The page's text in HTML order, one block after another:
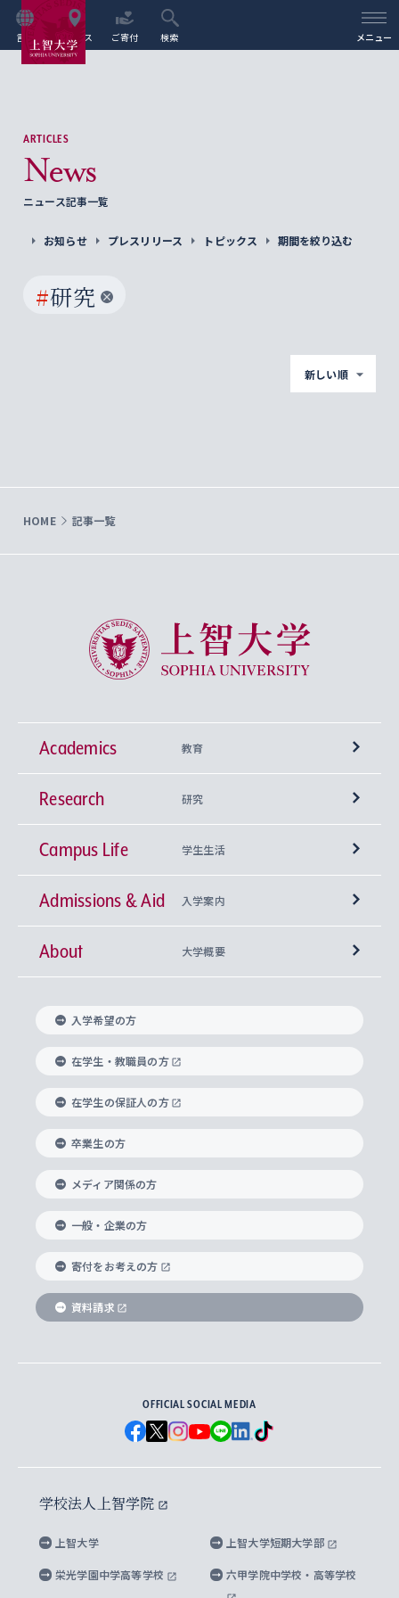
言語 アクセス ご寄付 検索 メニュー
ARTICLES
News
ニュース記事一覧
お知らせ プレスリリース トピックス 期間を絞り込む
#研究
新しい順
HOME 記事一覧
上智大学 Sophia University
Academics 教育
学部
神学部
文学部
総合人間科学部
経済学部
外国語学部
総合グローバル学部
国際教養学部
理工学部
Futures） – 持続可能な未来を考える６学科連携
興味から学科を探す
上智大学の全学共通教育
基盤教育センター
キリスト教人間学
身体知
思考と表現
データサイエンス
上智大学の語学教育
言語教育研究センター
上智大学のグローバル教育
グローバル教育センター
上智大学で学ぶ
海外で学ぶ
学びのサポート
大学院
神学研究科
実践宗教学研究科
総合人間科学研究科
経済学研究科
グローバル・スタディーズ研究科
助産学専攻科
生涯学習
Research 研究
研究所 等
キリスト教文化研究所
中世思想研究所
国際言語情報研究所
グローバル・コンサーン研究所
比較文化研究所
ヨーロッパ研究所
アジア文化研究所
アメリカ・カナダ研究所
メディア・ジャーナリズム研究所
水稀少社会研究センター
先進機械・構造材料イノベーションセンター
Sophia Open Research Weeks (SORW)
産官学連携
知的財産
研究支援制度
重点領域研究・自由課題研究
研究活動に関する法令・研究費の使用について
Campus Life 学生生活
学期区分と授業時間割
課外活動
課外教育プログラム
ボランティア活動
グローバルな学びのコミュニティ
学生の相談窓口
心身の健康相談
ハラスメント防止の取り組み
障がいのある学生への支援
キャリア形成サポート
キャリア形成支援プログラム
就職（内定先）・進路統計
企業の採用ご担当者様へのご案内
住まいのサポート
Admissions & Aid 入学案内
上智大学で取得できる学位
入れの方針）
科目等履修生
研究生・外国人特別研究生・国費留学生
交換留学生(海外大学から上智大学で学ぶ)
ノンディグリー生
Sophia Short-term Program受講生
学費・奨学金
学部入学前に出願する奨学金
国による高等教育の修学支援新制度
大学院生対象の奨学金
海外留学する際の費用と奨学金
About 大学概要
理事長・学長メッセージ
学長・副学長紹介
上智大学の精神
上智大学の理念
上智大学の沿革
ソフィア・アーカイブズ
上智大学とカトリック
グローバルエンゲージメント
上智大学を訪れた世界の知性
国連Weeks・アフリカWeeks
ダイバーシティ＆サステナビリティへの取り組み
上智大学公式ソーシャルメディア
学校法人上智学院について
数字で見る上智大学
上智大学のネットワーク
父母・保証人とのネットワーク
学外とのネットワーク
上智大学の出版物
上智大学大学案内・大学院案内
英文広報誌 SOPHIA magazine
上智大学のビジュアル・アイデンティティ
上智大学ビジュアル・アイデンティティ
上智大学校歌 ・上智大学学生歌
上智大学への取材・キャンパスでの撮影について
上智大学の公開情報
上智大学の教育研究活動等の情報公表
キャンパス案内
入学希望の方
在学生・教職員の方
在学生の保証人の方
卒業生の方
メディア関係の方
一般・企業の方
寄付をお考えの方
資料請求
OFFICIAL SOCIAL MEDIA
学校法人上智学院
上智大学 上智大学短期大学部
栄光学園中学高等学校 六甲学院中学校・高等学校